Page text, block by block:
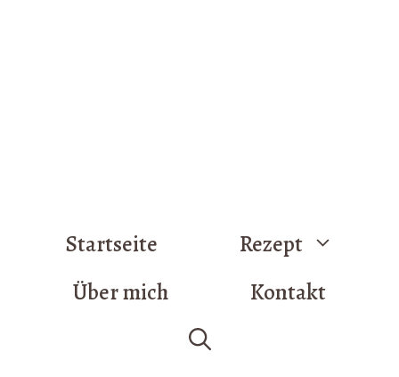
Startseite
Rezept
Über mich
Kontakt